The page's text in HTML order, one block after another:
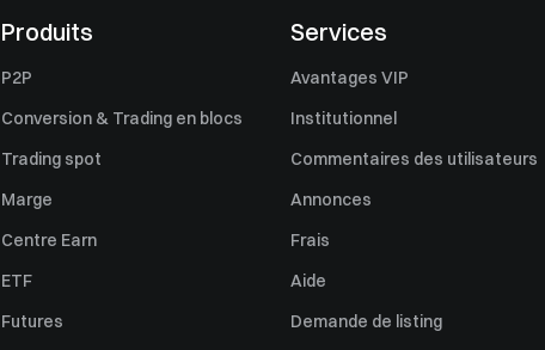
Produits
P2P
Conversion & Trading en blocs
Trading spot
Marge
Centre Earn
ETF
Futures
Services
Avantages VIP
Institutionnel
Commentaires des utilisateurs
Annonces
Frais
Aide
Demande de listing